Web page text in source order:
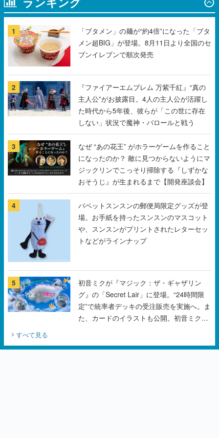
メン超BIG」が登場。8月11日より全国のセ
ブンイレブンで順次発売
2
『ファイアーエムブレム 万紫千紅』“真の
た時代から5年後、彼らが「この世に存在
しない」状況で魔神・バロールと戦う
3
なぜ “あの花王” がホラーゲームを作ること
になったのか？ 敵に見つからないようにマ
ジックリンでこっそり掃除する『しずかな
おそうじ』が生まれるまで【開発座談会】
4
パペットスンスンの郵便局限定グッズが登
場。お手紙を持ったスンスンのマスコット
や、スンスンがプリントされたレターセッ
トなどがラインナップ
初音ミクが『マジック：ザ・ギャザリン
定”で統率者デッキの受注販売を実施へ。ま
た、カードのイラストも公開。初音ミクの
オリジナルデザイナーKEI氏をはじめ、さ
いとうなおき氏、八三氏も参加
すべて見る